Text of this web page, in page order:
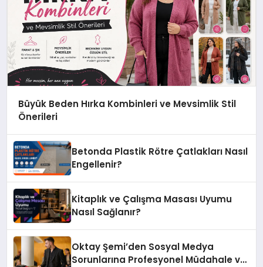
Büyük Beden Hırka Kombinleri ve Mevsimlik Stil
Önerileri
Betonda Plastik Rötre Çatlakları Nasıl
Engellenir?
Kitaplık ve Çalışma Masası Uyumu
Nasıl Sağlanır?
Oktay Şemi’den Sosyal Medya
Sorunlarına Profesyonel Müdahale ve